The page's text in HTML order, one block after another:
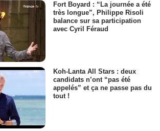
Fort Boyard : “La journée a été
très longue”, Philippe Risoli
balance sur sa participation
avec Cyril Féraud
Koh-Lanta All Stars : deux
candidats n’ont “pas été
appelés” et ça ne passe pas du
tout !